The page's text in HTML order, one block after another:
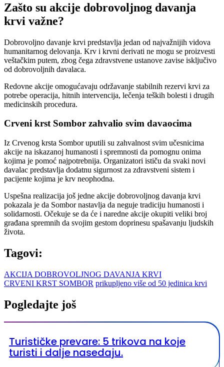
Zašto su akcije dobrovoljnog davanja
krvi važne?
Dobrovoljno davanje krvi predstavlja jedan od najvažnijih vidova
humanitarnog delovanja. Krv i krvni derivati ne mogu se proizvesti
veštačkim putem, zbog čega zdravstvene ustanove zavise isključivo
od dobrovoljnih davalaca.
Redovne akcije omogućavaju održavanje stabilnih rezervi krvi za
potrebe operacija, hitnih intervencija, lečenja teških bolesti i drugih
medicinskih procedura.
Crveni krst Sombor zahvalio svim davaocima
Iz Crvenog krsta Sombor uputili su zahvalnost svim učesnicima
akcije na iskazanoj humanosti i spremnosti da pomognu onima
kojima je pomoć najpotrebnija. Organizatori ističu da svaki novi
davalac predstavlja dodatnu sigurnost za zdravstveni sistem i
pacijente kojima je krv neophodna.
Uspešna realizacija još jedne akcije dobrovoljnog davanja krvi
pokazala je da Sombor nastavlja da neguje tradiciju humanosti i
solidarnosti. Očekuje se da će i naredne akcije okupiti veliki broj
građana spremnih da svojim gestom doprinesu spašavanju ljudskih
života.
Tagovi:
AKCIJA DOBROVOLJNOG DAVANJA KRVI
CRVENI KRST SOMBOR prikupljeno više od 50 jedinica krvi
Pogledajte još
Turističke prevare: 5 trikova na koje
turisti i dalje nasedaju.